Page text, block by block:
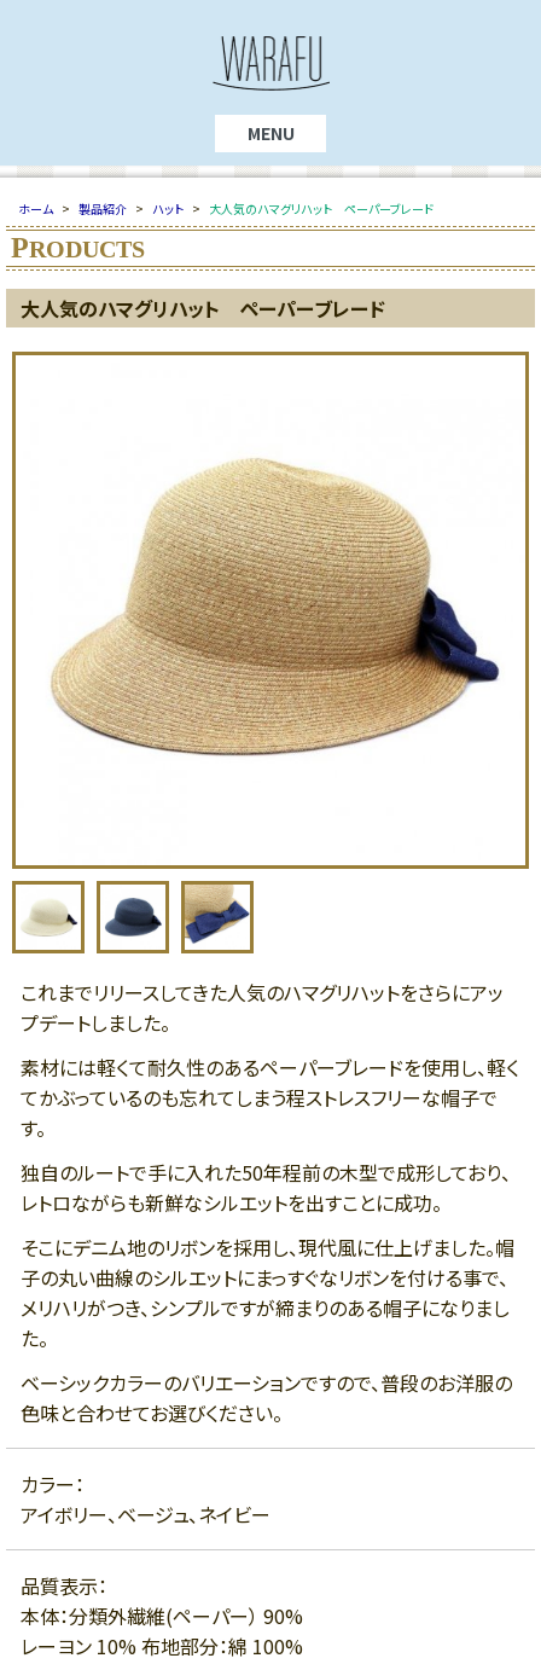
MENU
ホーム > 製品紹介 > ハット > 大人気のハマグリハット ペーパーブレード
PRODUCTS
大人気のハマグリハット ペーパーブレード
これまでリリースしてきた人気のハマグリハットをさらにアッ
プデートしました。
素材には軽くて耐久性のあるペーパーブレードを使用し、軽く
てかぶっているのも忘れてしまう程ストレスフリーな帽子で
す。
独自のルートで手に入れた50年程前の木型で成形しており、
レトロながらも新鮮なシルエットを出すことに成功。
そこにデニム地のリボンを採用し、現代風に仕上げました。帽
子の丸い曲線のシルエットにまっすぐなリボンを付ける事で、
メリハリがつき、シンプルですが締まりのある帽子になりまし
た。
ベーシックカラーのバリエーションですので、普段のお洋服の
色味と合わせてお選びください。
カラー：
アイボリー、ベージュ、ネイビー
品質表示：
本体：分類外繊維(ペーパー） 90%
レーヨン 10% 布地部分：綿 100%